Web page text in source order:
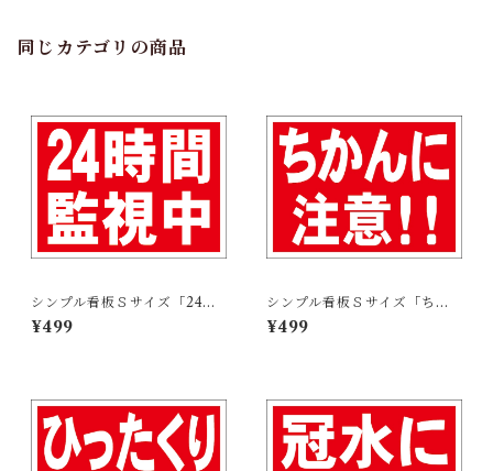
同じカテゴリの商品
シンプル看板Ｓサイズ「24時
間監視中」屋外可【防犯・防
災】
¥499
シンプル看板Ｓサイズ「ちか
んに注意！！」屋外可【防
犯・防災】
¥499